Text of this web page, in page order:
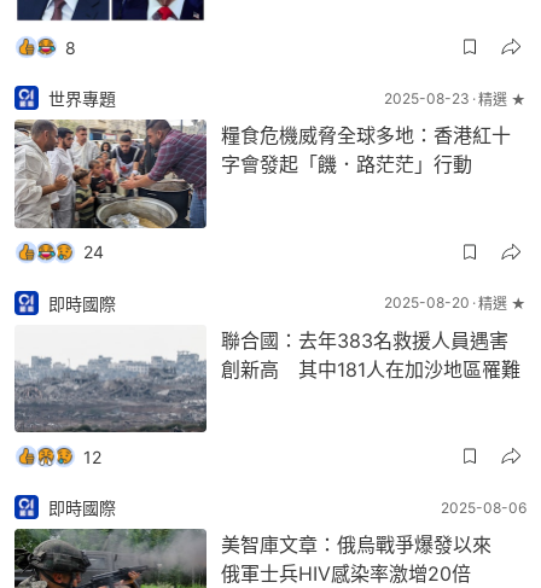
8
世界專題 2025-08-23 精選 ★
糧食危機威脅全球多地：香港紅十
字會發起「饑．路茫茫」行動
24
即時國際 2025-08-20 精選 ★
聯合國：去年383名救援人員遇害
創新高 其中181人在加沙地區罹難
12
即時國際 2025-08-06
美智庫文章：俄烏戰爭爆發以來
俄軍士兵HIV感染率激增20倍